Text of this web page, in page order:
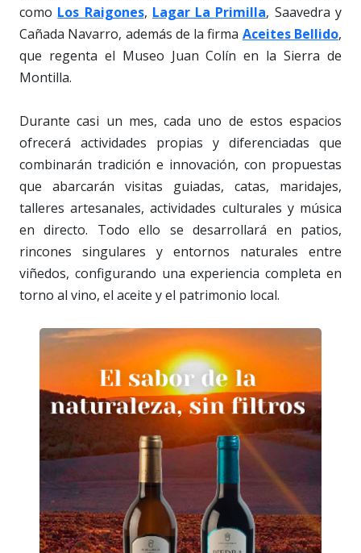
como Los Raigones, Lagar La Primilla, Saavedra y
Cañada Navarro, además de la firma Aceites Bellido,
que regenta el Museo Juan Colín en la Sierra de
Montilla.
Durante casi un mes, cada uno de estos espacios
ofrecerá actividades propias y diferenciadas que
combinarán tradición e innovación, con propuestas
que abarcarán visitas guiadas, catas, maridajes,
talleres artesanales, actividades culturales y música
en directo. Todo ello se desarrollará en patios,
rincones singulares y entornos naturales entre
viñedos, configurando una experiencia completa en
torno al vino, el aceite y el patrimonio local.